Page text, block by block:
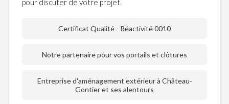
pour discuter de votre projet.
Certificat Qualité - Réactivité 0010
Notre partenaire pour vos portails et clôtures
Entreprise d'aménagement extérieur à Château-
Gontier et ses alentours